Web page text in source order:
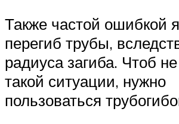
Также частой ошибкой
перегиб трубы,
радиуса загиба. Чтоб
такой ситуации, нужно
пользоваться